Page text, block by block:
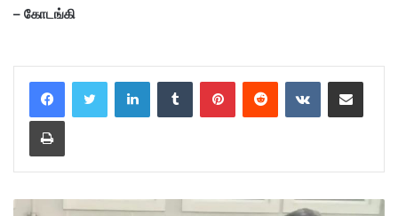
– கோடங்கி
LinkedInTumblr PinterestReddit VKontakteShare via Email
Print